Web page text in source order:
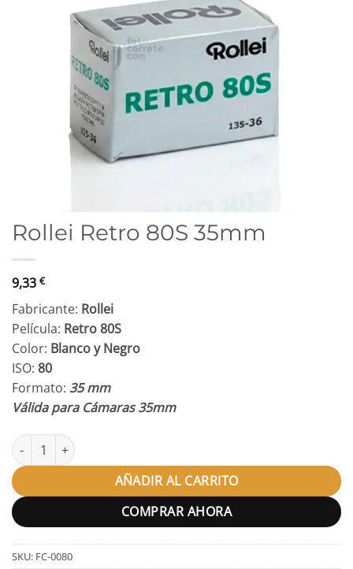
Rollei Retro 80S 35mm
9,33 €
Fabricante: Rollei
Película: Retro 80S
Color: Blanco y Negro
ISO: 80
Formato: 35 mm
Válida para Cámaras 35mm
Rollei Retro 80S 35mm cantidad
AÑADIR AL CARRITO
COMPRAR AHORA
SKU: FC-0080